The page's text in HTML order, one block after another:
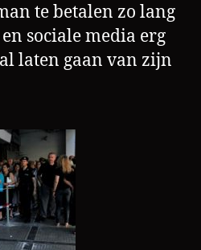
te betalen zo lang
sociale media erg
laten gaan van zijn